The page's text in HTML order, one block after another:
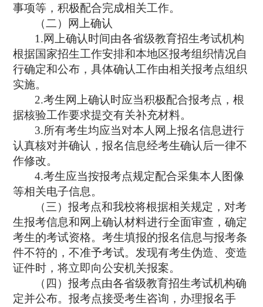
事项等，积极配合完成相关工作。
（二）网上确认
1.网上确认时间由各省级教育招生考试机构
根据国家招生工作安排和本地区报考组织情况自
行确定和公布，具体确认工作由相关报考点组织
实施。
2.考生网上确认时应当积极配合报考点，根
据核验工作要求提交有关补充材料。
3.所有考生均应当对本人网上报名信息进行
认真核对并确认，报名信息经考生确认后一律不
作修改。
4.考生应当按报考点规定配合采集本人图像
等相关电子信息。
（三）报考点和我校将根据相关规定，对考
生报考信息和网上确认材料进行全面审查，确定
考生的考试资格。考生填报的报名信息与报考条
件不符的，不准予考试。发现有考生伪造、变造
证件时，将立即向公安机关报案。
（四）报考点由各省级教育招生考试机构确
定并公布。报考点接受考生咨询，办理报名手